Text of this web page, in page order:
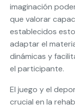
imaginación
que valorar
establecidos
adaptar el
dinámicas y
el participante.
El juego y el
crucial en la